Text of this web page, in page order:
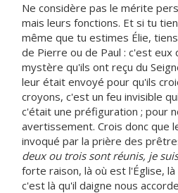
Ne considère pas le mérite
mais leurs fonctions. Et si tu
même que tu estimes Élie,
de Pierre ou de Paul : c'est eux
mystère qu'ils ont reçu du
leur était envoyé pour qu'ils
croyons, c'est un feu invisible
c'était une préfiguration ; pour
avertissement. Crois donc que
invoqué par la prière des
deux ou trois sont réunis, je
forte raison, là où est l'Église,
c'est là qu'il daigne nous